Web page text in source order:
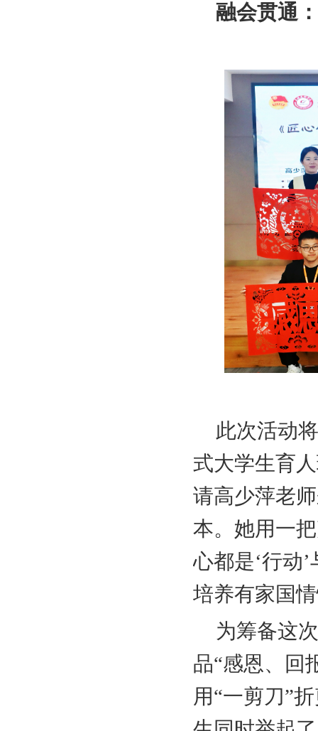
融会贯通
此次活动
式大学生育
请高少萍老
本。她用一
心都是‘行动
培养有家国
为筹备这
品“感恩、回
用“一剪刀”